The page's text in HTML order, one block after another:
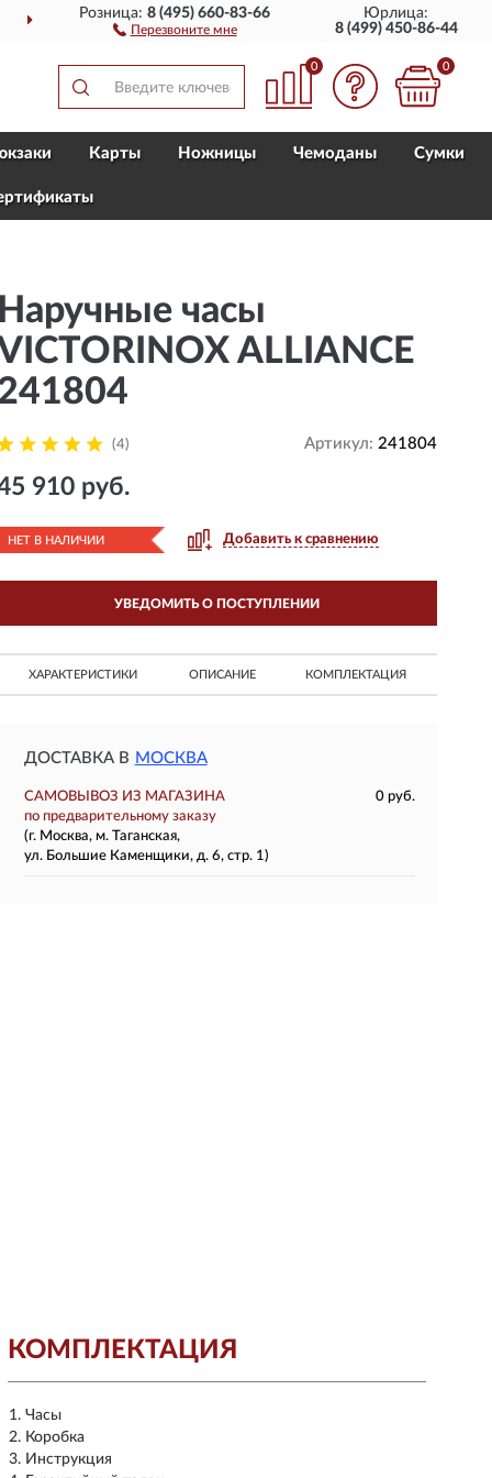
ДОСТАВИМ ПО ВСЕЙ РОССИИ
Розница:8 (495) 660-83-66
Перезвоните мне
Юрлица:
8 (499) 450-86-44
0 0
Карты Ножницы Чемоданы Сумки
Наручные часы
ALLIANCE
(4) Артикул: 241804
910 руб.
НЕТ В НАЛИЧИИ Добавить к сравнению
УВЕДОМИТЬ О ПОСТУПЛЕНИИ
ХАРАКТЕРИСТИКИ ОПИСАНИЕ КОМПЛЕКТАЦИЯ
ДОСТАВКА В МОСКВА
САМОВЫВОЗ ИЗ МАГАЗИНА
0 руб.
по предварительному заказу
(г. Москва, м. Таганская,
ул. Большие Каменщики, д. 6, стр. 1)
КОМПЛЕКТАЦИЯ
Часы
Коробка
Инструкция